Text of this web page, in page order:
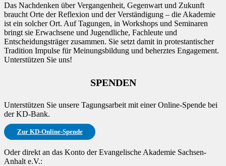
Das Nachdenken über Vergangenheit, Gegenwart und Zukunft
braucht Orte der Reflexion und der Verständigung – die Akademie
ist ein solcher Ort. Auf Tagungen, in Workshops und Seminaren
bringt sie Erwachsene und Jugendliche, Fachleute und
Entscheidungsträger zusammen. Sie setzt damit in protestantischer
Tradition Impulse für Meinungsbildung und beherztes Engagement.
Unterstützen Sie uns!
SPENDEN
Unterstützen Sie unsere Tagungsarbeit mit einer Online-Spende bei
der KD-Bank.
Zur KD-Online-Spende
Oder direkt an das Konto der Evangelische Akademie Sachsen-
Anhalt e.V.: